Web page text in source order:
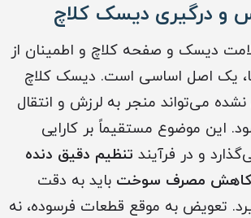
و درگیری دیسک کلاچ
دیسک و صفحه کلاچ و اطمینان از
یک اصل اساسی است. دیسک کلاچ
نشده می‌تواند منجر به لرزش و انتقال
این موضوع مستقیماً بر کارایی
و در فرآیند تنظیم دقیق دنده
کاهش مصرف سوخت باید به دقت
تعویض به موقع قطعات فرسوده، نه